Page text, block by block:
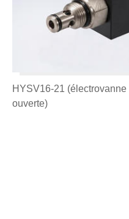
HYSV16-21
ouverte)